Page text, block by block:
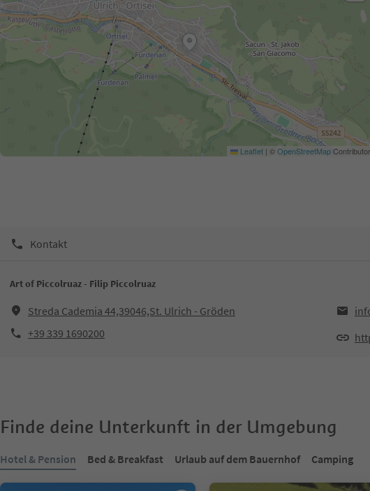
Leaflet | ©OpenStreetMap
Kontakt
Art of Piccolruaz - Filip Piccolruaz
Streda Cademia 44,39046,St. Ulrich - Gröden
+39 339 1690200
Finde deine Unterkunft in der Umgebung
Hotel & Pension Bed & Breakfast Urlaub auf dem Bauernhof Camping